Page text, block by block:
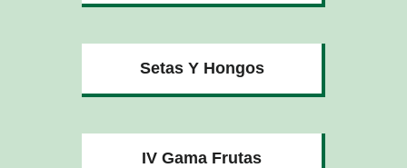
Setas Y Hongos
IV Gama Frutas